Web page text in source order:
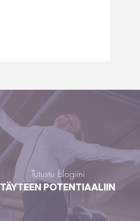
Valmentajan
TYÖNOHJAUS
Tutustu blogiini
TÄYTEEN POTENTIAALIIN
Tutustu blogiini
TÄYTEEN POTENTIAALIIN